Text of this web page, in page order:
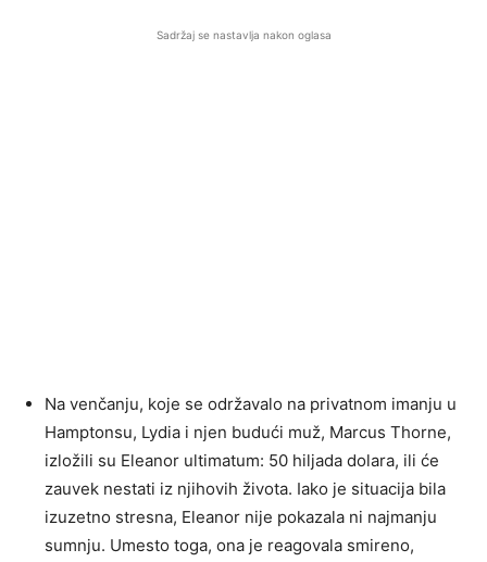
Sadržaj se nastavlja nakon oglasa
Na venčanju, koje se održavalo na privatnom imanju u
Hamptonsu, Lydia i njen budući muž, Marcus Thorne,
izložili su Eleanor ultimatum: 50 hiljada dolara, ili će
zauvek nestati iz njihovih života. Iako je situacija bila
izuzetno stresna, Eleanor nije pokazala ni najmanju
sumnju. Umesto toga, ona je reagovala smireno,